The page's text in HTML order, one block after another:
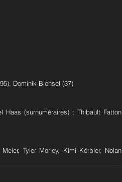
Dominik Bichsel (37)
(surnuméraires) ; Thibault Fatton
Tyler Morley, Kimi Körbier, Nolan